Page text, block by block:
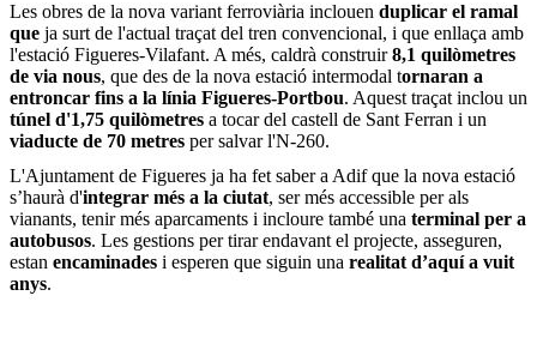
Les obres de la nova variant ferroviària inclouen duplicar el ramal
que ja surt de l'actual traçat del tren convencional, i que enllaça amb
l'estació Figueres-Vilafant. A més, caldrà construir8,1 quilòmetres
de via nous, que des de la nova estació intermodal tornaran a
entroncar fins a la línia Figueres-Portbou. Aquest traçat inclou un
túnel d'1,75 quilòmetres a tocar del castell de Sant Ferran i un
viaducte de 70 metres per salvar l'N-260.
L'Ajuntament de Figueres ja ha fet saber a Adif que la nova estació
s’haurà d'integrar més a la ciutat, ser més accessible per als
vianants, tenir més aparcaments i incloure també una terminal per a
autobusos. Les gestions per tirar endavant el projecte, asseguren,
estan encaminades i esperen que siguin una realitat d’aquí a vuit
anys.